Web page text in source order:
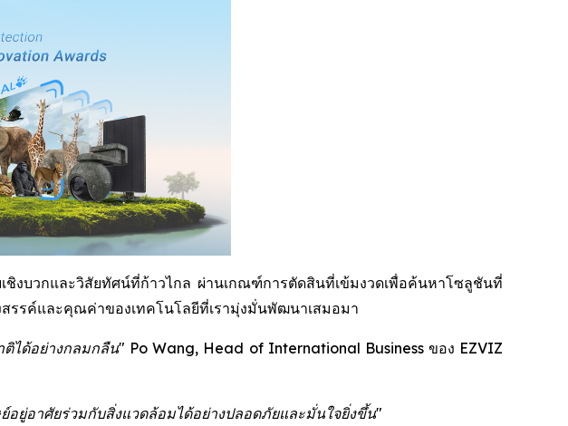
งบวกและวิสัยทัศน์ที่ก้าวไกล ผ่านเกณฑ์การตัดสินที่เข้มงวดเพื่อค้นหาโซลูชันที่
รรค์และคุณค่าของเทคโนโลยีที่เรามุ่งมั่นพัฒนาเสมอมา
ติได้อย่างกลมกลืน" Po Wang, Head of International Business ของ EZVIZ
ยู่อาศัยร่วมกับสิ่งแวดล้อมได้อย่างปลอดภัยและมั่นใจยิ่งขึ้น"